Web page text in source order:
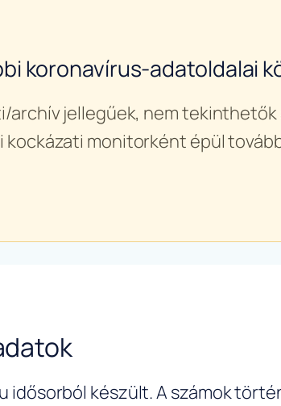
koronavírus-adatoldalai
jellegűek, nem
monitorként épül
idősorból készült. A számok